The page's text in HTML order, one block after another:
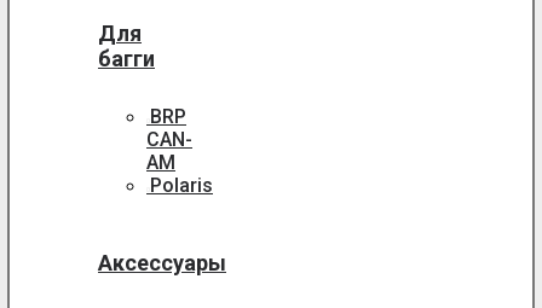
Для
багги
BRP
CAN-
AM
Polaris
Аксессуары